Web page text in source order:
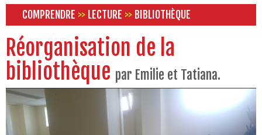
COMPRENDRE >> LECTURE >> BIBLIOTHÈQUE
Réorganisation de la
bibliothèque par Emilie et Tatiana.